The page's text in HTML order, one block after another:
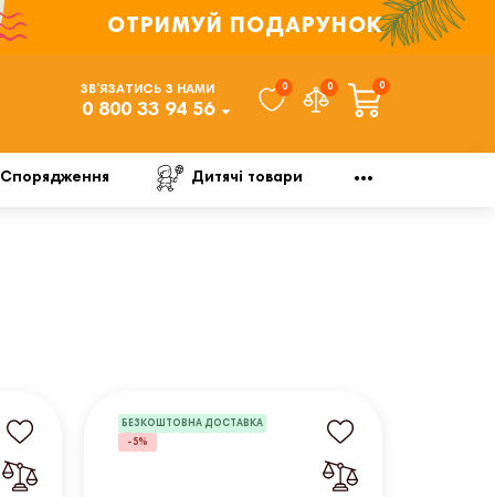
ОТРИМУЙ ПОДАРУНОК
ЗВ’ЯЗАТИСЬ З НАМИ
0 800 33 94 56
0 0 0
Спорядження Дитячі товари
БЕЗКОШТОВНА ДОСТАВКА
-5%